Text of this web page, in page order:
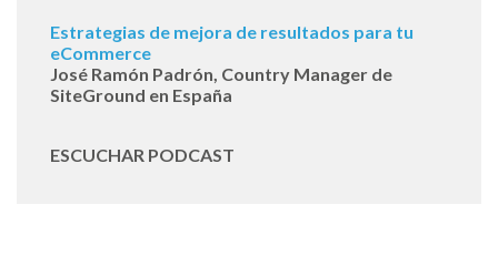
Estrategias de mejora de resultados para tu
eCommerce
José Ramón Padrón, Country Manager de
SiteGround en España
ESCUCHAR PODCAST